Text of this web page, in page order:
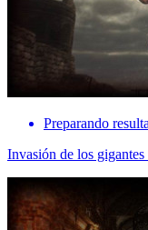
Preparando
Invasión de los